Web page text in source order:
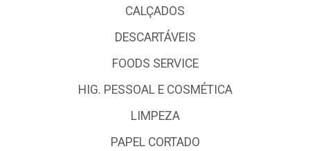
CALÇADOS
DESCARTÁVEIS
FOODS SERVICE
HIG. PESSOAL E COSMÉTICA
LIMPEZA
PAPEL CORTADO